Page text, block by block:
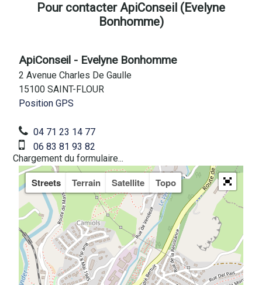
Pour contacter ApiConseil (Evelyne
Bonhomme)
ApiConseil - Evelyne Bonhomme
2 Avenue Charles De Gaulle
15100 SAINT-FLOUR
Position GPS
04 71 23 14 77
06 83 81 93 82
Chargement du formulaire...
Streets Terrain Satellite Topo